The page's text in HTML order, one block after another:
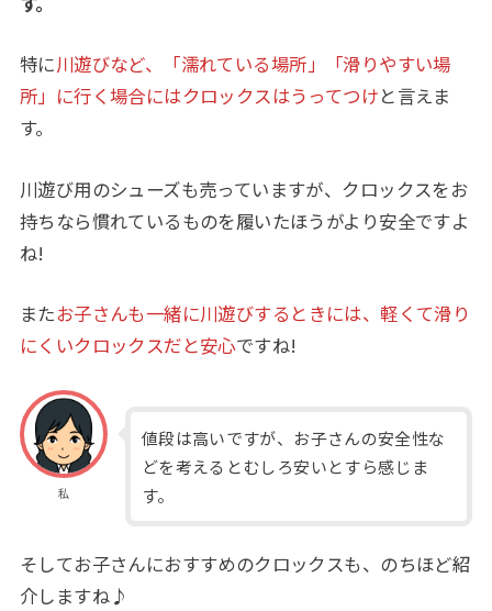
特に川遊びなど、「濡れている場所」「滑りやすい場
所」に行く場合にはクロックスはうってつけと言えま
す。
川遊び用のシューズも売っていますが、クロックスをお
持ちなら慣れているものを履いたほうがより安全ですよ
ね!
またお子さんも一緒に川遊びするときには、軽くて滑り
にくいクロックスだと安心ですね!
私
値段は高いですが、お子さんの安全性な
どを考えるとむしろ安いとすら感じま
す。
そしてお子さんにおすすめのクロックスも、のちほど紹
介しますね♪